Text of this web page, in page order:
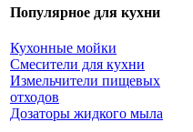
Популярное для кухни
Кухонные мойки
Смесители для кухни
Измельчители пищевых
отходов
Дозаторы жидкого мыла